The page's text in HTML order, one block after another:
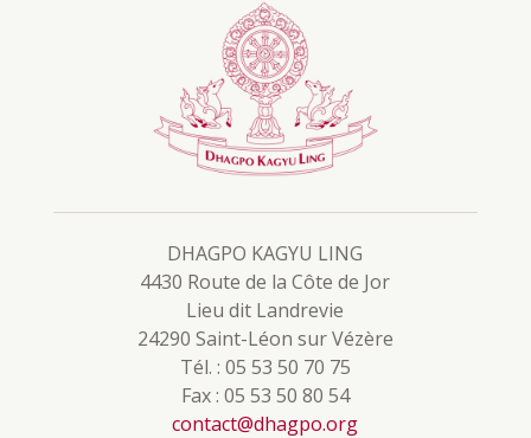
DHAGPO KAGYU LING
4430 Route de la Côte de Jor
Lieu dit Landrevie
24290 Saint-Léon sur Vézère
Tél. : 05 53 50 70 75
Fax : 05 53 50 80 54
contact@dhagpo.org